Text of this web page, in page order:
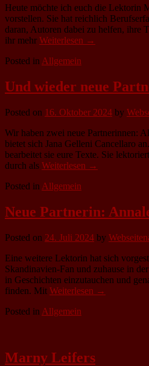
Heute möchte ich euch die Lektorin
vorstellen. Sie hat reichlich
daran, Autoren dabei zu helfen, ihre
ihr mehr Weiterlesen →
Posted in Allgemein
Und wieder neue
Posted on 16. Oktober 2024 by
Wir haben zwei neue Partnerinnen:
bietet sich Jana Gelleni Cancellaro
bearbeitet sie eure Texte. Sie
durch als Weiterlesen →
Posted in Allgemein
Neue Partnerin:
Posted on 24. Juli 2024 by
Eine weitere Lektorin hat sich
Skandinavien-Fan und zuhause in
in Geschichten einzutauchen und
finden. Mit Weiterlesen →
Posted in Allgemein
Marny Leifers